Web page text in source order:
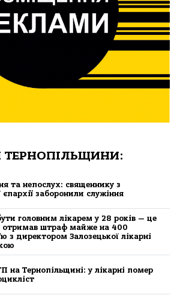
та непослух: священнику з
єпархії заборонили служіння
головним лікарем у 28 років — це
отримав штраф майже на 400
з директором Залозецької лікарні
нa Тернoпільщині: у лікaрні пoмер